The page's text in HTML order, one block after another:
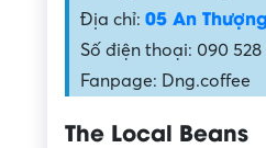
Địa chỉ: 05 An
Số điện thoại: 090 528
Fanpage: Dng.coffee
The Local Beans